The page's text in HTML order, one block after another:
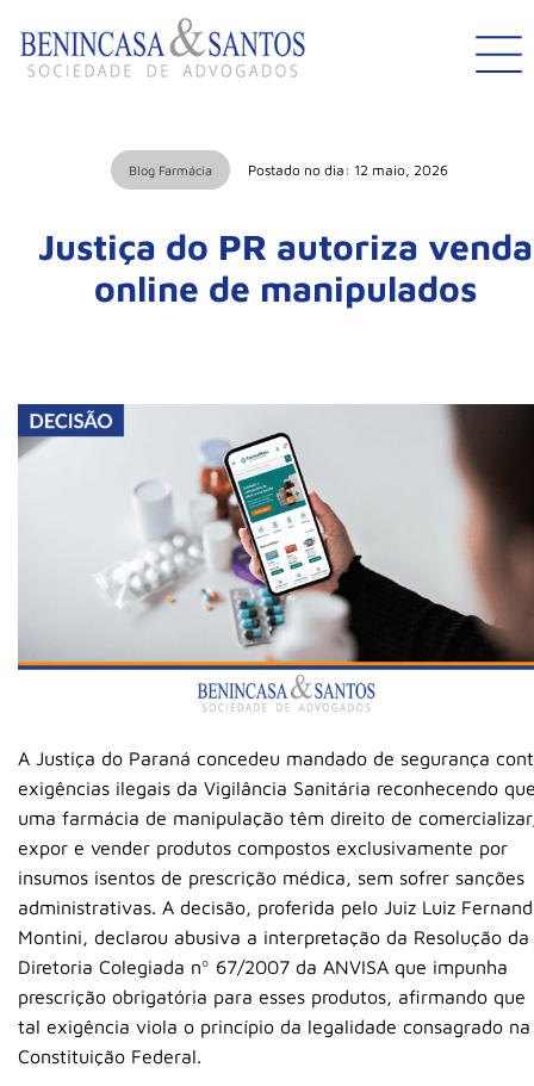
Blog Farmácia Postado no dia: 12 maio, 2026
Justiça do PR autoriza venda
online de manipulados
A Justiça do Paraná concedeu mandado de segurança
exigências ilegais da Vigilância Sanitária reconhecendo
uma farmácia de manipulação têm direito de
expor e vender produtos compostos exclusivamente por
insumos isentos de prescrição médica, sem sofrer sanções
administrativas. A decisão, proferida pelo Juiz Luiz
Montini, declarou abusiva a interpretação da Resolução da
Diretoria Colegiada nº 67/2007 da ANVISA que impunha
prescrição obrigatória para esses produtos, afirmando que
tal exigência viola o princípio da legalidade consagrado na
Constituição Federal.